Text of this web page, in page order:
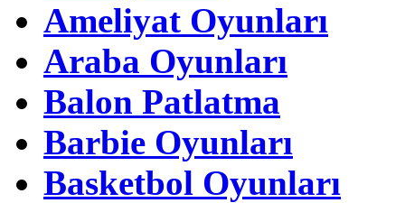
Ameliyat Oyunları
Araba Oyunları
Balon Patlatma
Barbie Oyunları
Basketbol Oyunları